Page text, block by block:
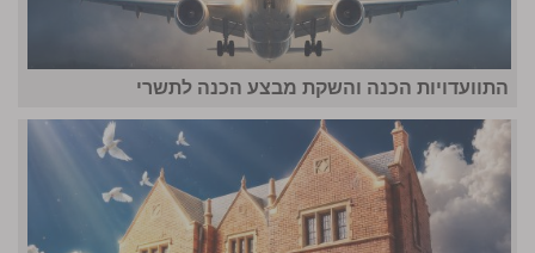
התוועדויות הכנה והשקת מבצע הכנה לתשרי